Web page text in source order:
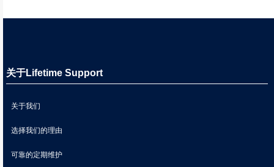
关于Lifetime Support
关于我们
选择我们的理由
可靠的定期维护